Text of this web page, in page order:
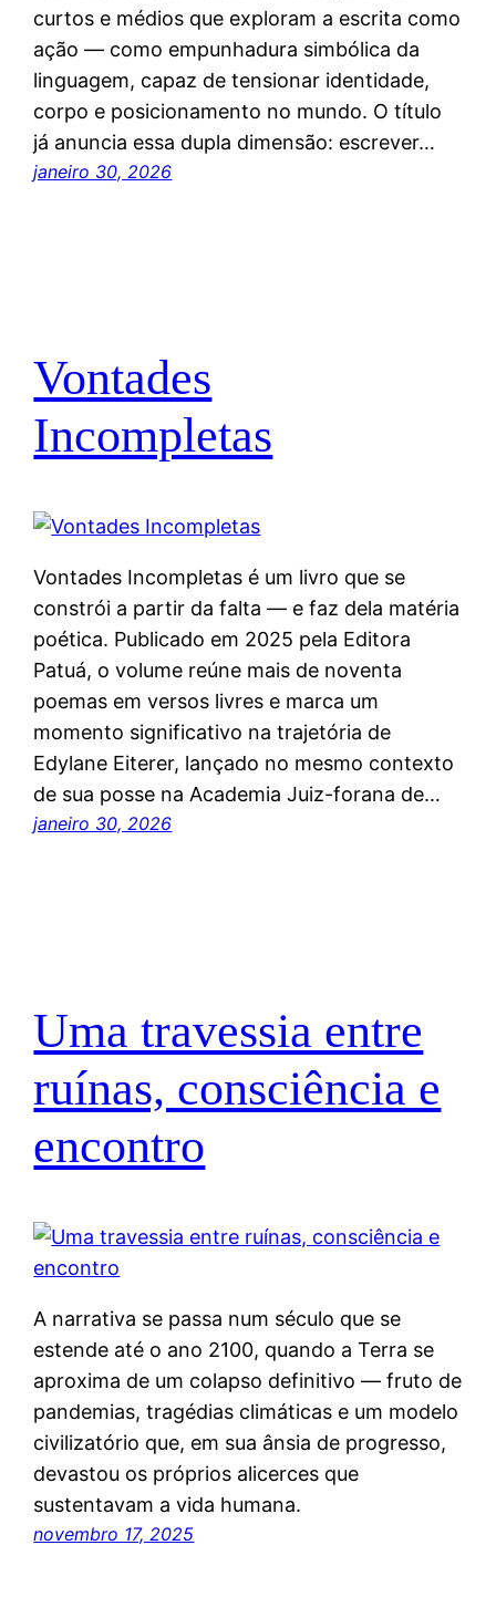
curtos e médios que exploram a escrita como
ação — como empunhadura simbólica da
linguagem, capaz de tensionar identidade,
corpo e posicionamento no mundo. O título
já anuncia essa dupla dimensão: escrever…
janeiro 30, 2026
Vontades
Incompletas
Vontades Incompletas é um livro que se
constrói a partir da falta — e faz dela matéria
poética. Publicado em 2025 pela Editora
Patuá, o volume reúne mais de noventa
poemas em versos livres e marca um
momento significativo na trajetória de
Edylane Eiterer, lançado no mesmo contexto
de sua posse na Academia Juiz-forana de…
janeiro 30, 2026
Uma travessia entre
ruínas, consciência e
encontro
A narrativa se passa num século que se
estende até o ano 2100, quando a Terra se
aproxima de um colapso definitivo — fruto de
pandemias, tragédias climáticas e um modelo
civilizatório que, em sua ânsia de progresso,
devastou os próprios alicerces que
sustentavam a vida humana.
novembro 17, 2025